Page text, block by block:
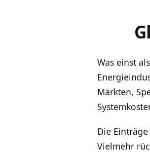
Was einst
Märkten,
Die
Vielmehr